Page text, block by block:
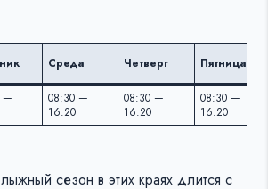
Среда Четверг Пятница
—
08:30 —
16:20
08:30 —
16:20
08:30 —
16:20
сезон в этих краях длится c